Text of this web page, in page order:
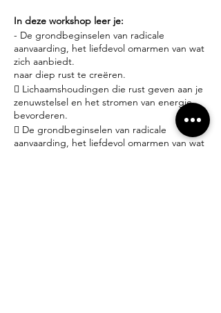
In deze workshop leer je:
- De grondbeginselen van radicale
aanvaarding, het liefdevol omarmen van wat
zich aanbiedt.
naar diep rust te creëren.
 Lichaamshoudingen die rust geven aan je
zenuwstelsel en het stromen van energie
bevorderen.
 De grondbeginselen van radicale
aanvaarding, het liefdevol omarmen van wat